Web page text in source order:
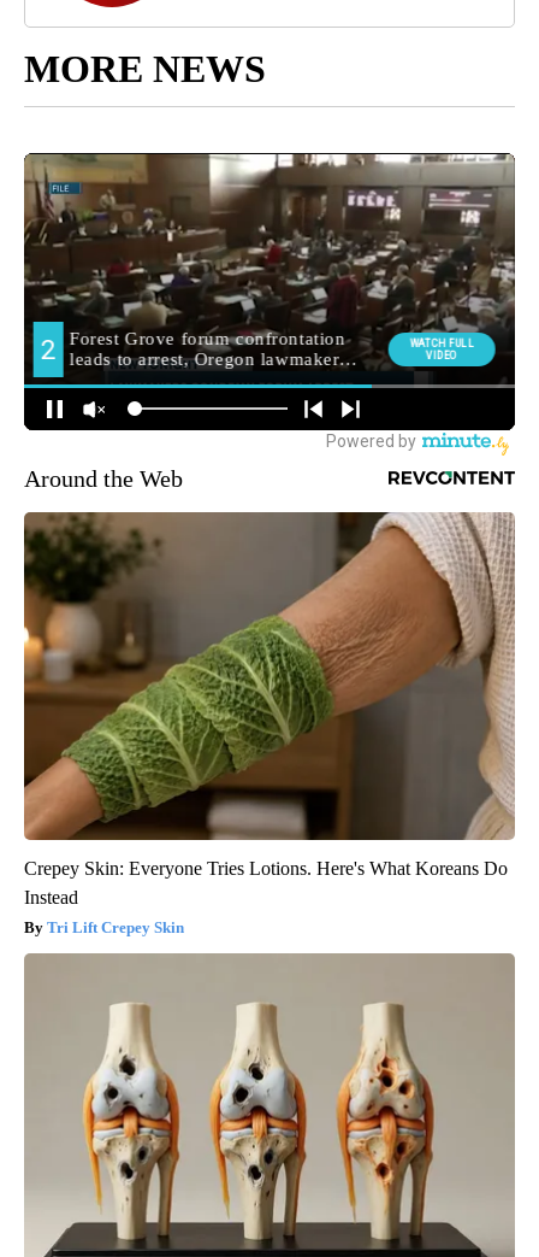
MORE NEWS
Around the Web
Crepey Skin: Everyone Tries Lotions. Here's What Koreans Do
Instead
Tri Lift Crepey Skin